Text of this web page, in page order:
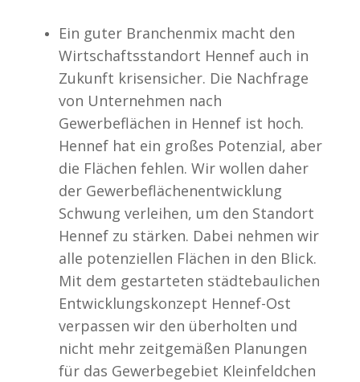
Ein guter Branchenmix macht den
Wirtschaftsstandort Hennef auch in
Zukunft krisensicher. Die Nachfrage
von Unternehmen nach
Gewerbeflächen in Hennef ist hoch.
Hennef hat ein großes Potenzial, aber
die Flächen fehlen. Wir wollen daher
der Gewerbeflächenentwicklung
Schwung verleihen, um den Standort
Hennef zu stärken. Dabei nehmen wir
alle potenziellen Flächen in den Blick.
Mit dem gestarteten städtebaulichen
Entwicklungskonzept Hennef-Ost
verpassen wir den überholten und
nicht mehr zeitgemäßen Planungen
für das Gewerbegebiet Kleinfeldchen